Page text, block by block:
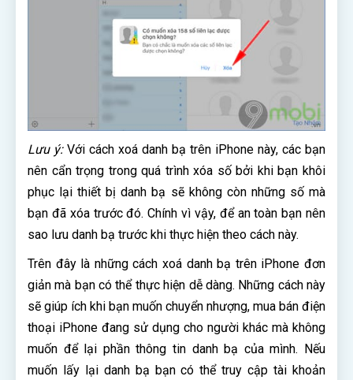
Lưu ý:Với cách xoá danh bạ trên iPhone này, các bạn
nên cẩn trọng trong quá trình xóa số bởi khi bạn khôi
phục lại thiết bị danh bạ sẽ không còn những số mà
bạn đã xóa trước đó. Chính vì vậy, để an toàn bạn nên
sao lưu danh bạ trước khi thực hiện theo cách này.
Trên đây là những cách xoá danh bạ trên iPhone đơn
giản mà bạn có thể thực hiện dễ dàng. Những cách này
sẽ giúp ích khi bạn muốn chuyển nhượng, mua bán điện
thoại iPhone đang sử dụng cho người khác mà không
muốn để lại phần thông tin danh bạ của mình. Nếu
muốn lấy lại danh bạ bạn có thể truy cập tài khoản